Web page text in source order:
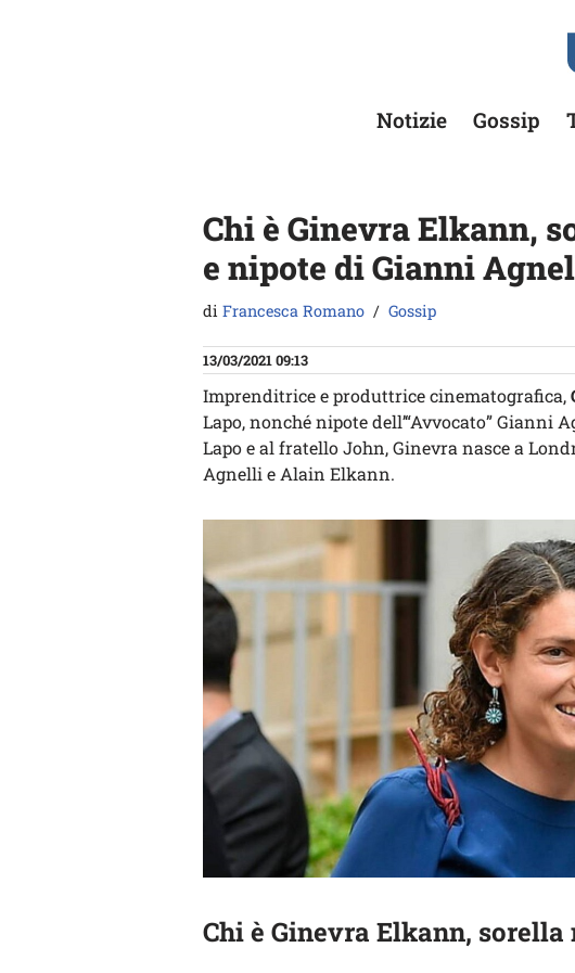
Notizie Gossip
Chi è Ginevra Elkann,
e nipote di Gianni
di Francesca Romano Gossip
13/03/2021 09:13
Imprenditrice e produttrice cinematografica,
Lapo, nonché nipote dell’“Avvocato” Gianni
Lapo e al fratello John, Ginevra nasce a
Agnelli e Alain Elkann.
Chi è Ginevra Elkann,